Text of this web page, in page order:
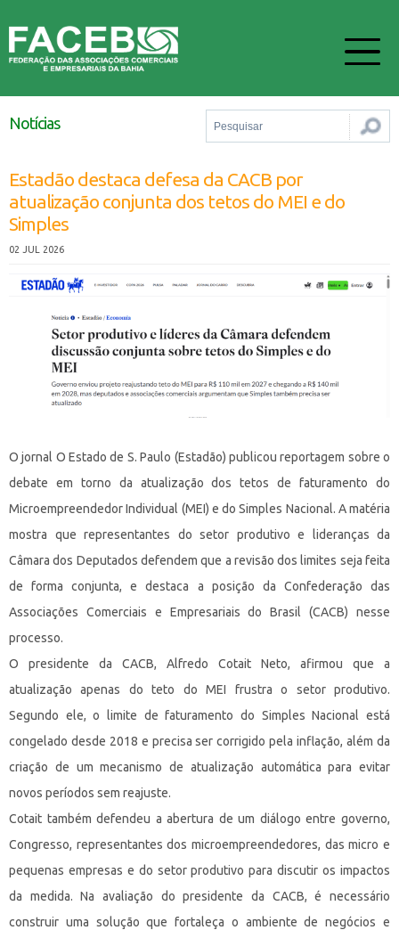
Notícias
Estadão destaca defesa da CACB por
atualização conjunta dos tetos do MEI e do
Simples
02 JUL 2026
O jornal O Estado de S. Paulo (Estadão) publicou reportagem sobre o
debate em torno da atualização dos tetos de faturamento do
Microempreendedor Individual (MEI) e do Simples Nacional. A matéria
mostra que representantes do setor produtivo e lideranças da
Câmara dos Deputados defendem que a revisão dos limites seja feita
de forma conjunta, e destaca a posição da Confederação das
Associações Comerciais e Empresariais do Brasil (CACB) nesse
processo.
O presidente da CACB, Alfredo Cotait Neto, afirmou que a
atualização apenas do teto do MEI frustra o setor produtivo.
Segundo ele, o limite de faturamento do Simples Nacional está
congelado desde 2018 e precisa ser corrigido pela inflação, além da
criação de um mecanismo de atualização automática para evitar
novos períodos sem reajuste.
Cotait também defendeu a abertura de um diálogo entre governo,
Congresso, representantes dos microempreendedores, das micro e
pequenas empresas e do setor produtivo para discutir os impactos
da medida. Na avaliação do presidente da CACB, é necessário
construir uma solução que fortaleça o ambiente de negócios e